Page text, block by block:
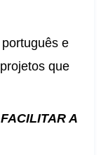
e
que
A